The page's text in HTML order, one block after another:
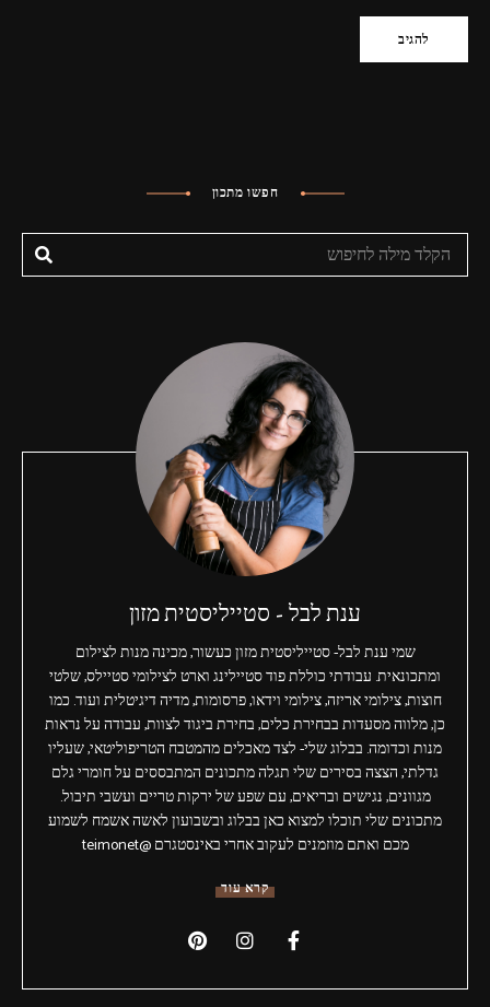
חפשו מתכון
ענת לבל - סטייליסטית מזון
שמי ענת לבל- סטייליסטית מזון כעשור, מכינה מנות לצילום
ומתכונאית. עבודתי כוללת פוד סטיילינג וארט לצילומי סטיילס, שלטי
חוצות, צילומי אריזה, צילומי וידאו, פרסומות, מדיה דיגיטלית ועוד. כמו
כן, מלווה מסעדות בבחירת כלים, בחירת ביגוד לצוות, עבודה על נראות
מנות וכדומה. בבלוג שלי- לצד מאכלים מהמטבח הטריפוליטאי, שעליו
גדלתי, הצצה בסירים שלי תגלה מתכונים המתבססים על חומרי גלם
מגוונים, נגישים ובריאים, עם שפע של ירקות טריים ועשבי תיבול.
מתכונים שלי תוכלו למצוא כאן בבלוג ובשבועון לאשה אשמח לשמוע
מכם ואתם מוזמנים לעקוב אחרי באינסטגרם @teimonet
קרא עוד